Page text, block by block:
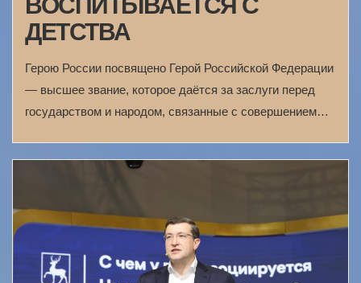
ДЕТСТВА
Герою России посвящено Герой Российской Федерации
— высшее звание, которое даётся за заслуги перед
государством и народом, связанные с совершением…